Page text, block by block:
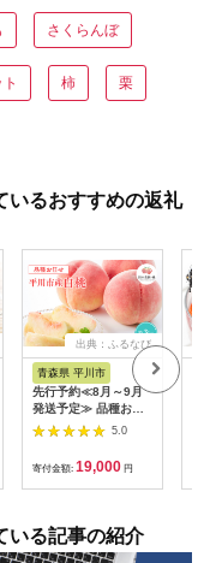
さくらんぼ
柿 栗
いるおすすめの返礼
出典：ふるなび
青森県 平川市
先行予約≪8月～9月
発送予定≫ 品種お任
せ 平川市産 白桃 約
3kg 【青森県 平川市
田中農園】フルーツ
果物 桃 もも モモ 白
桃 ピーチ はくとう お
おまかせ［hi-0039-
003］
5.0
寄付金額: 19,000 円
いる記事の紹介